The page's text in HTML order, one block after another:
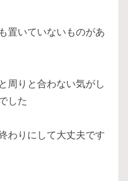
置いていないものがあ
周りと合わない気がし
した
わりにして大丈夫です